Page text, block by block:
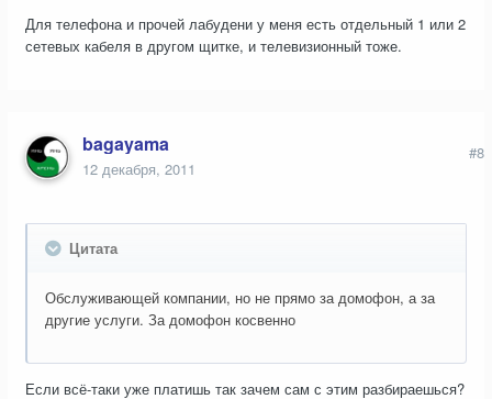
Для телефона и прочей лабудени у меня есть отдельный 1 или 2
сетевых кабеля в другом щитке, и телевизионный тоже.
bagayama
12 декабря, 2011
#8
Цитата
Обслуживающей компании, но не прямо за домофон, а за
другие услуги. За домофон косвенно
Если всё-таки уже платишь так зачем сам с этим разбираешься?